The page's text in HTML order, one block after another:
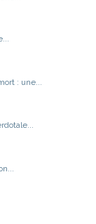
: une...